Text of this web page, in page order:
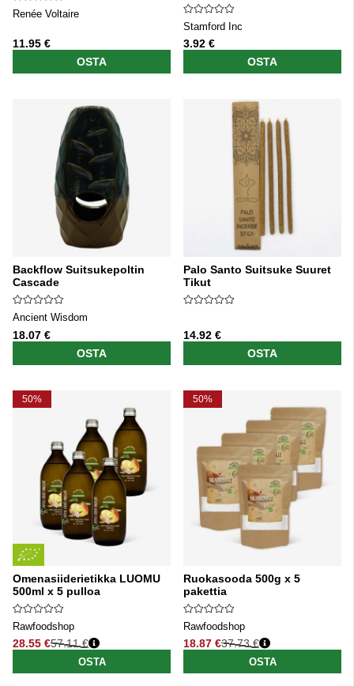
Renée Voltaire
11.95 €
OSTA
Stamford Inc
3.92 €
OSTA
Backflow Suitsukepoltin
Cascade
Ancient Wisdom
18.07 €
OSTA
Palo Santo Suitsuke Suuret
Tikut
14.92 €
OSTA
50%
Omenasiiderietikka LUOMU
500ml x 5 pulloa
Rawfoodshop
28.55 €
Normaali hinta
57.11 €
OSTA
50%
Ruokasooda 500g x 5
pakettia
Rawfoodshop
18.87 €
Normaali hinta
37.73 €
OSTA